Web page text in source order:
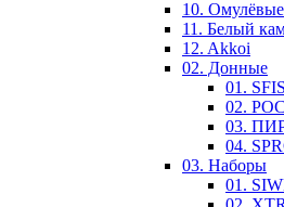
10. Омулёвые
11. Белый
12. Akkoi
02. Донные
01.
02.
03.
04.
03. Наборы
01.